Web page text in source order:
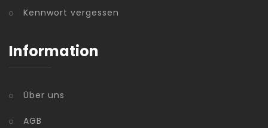
Kennwort vergessen
Information
Über uns
AGB